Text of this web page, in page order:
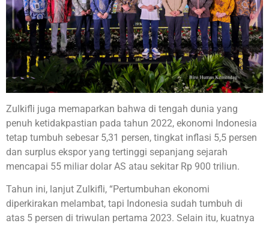
Zulkifli juga memaparkan bahwa di tengah dunia yang
penuh ketidakpastian pada tahun 2022, ekonomi Indonesia
tetap tumbuh sebesar 5,31 persen, tingkat inflasi 5,5 persen
dan surplus ekspor yang tertinggi sepanjang sejarah
mencapai 55 miliar dolar AS atau sekitar Rp 900 triliun.
Tahun ini, lanjut Zulkifli, “Pertumbuhan ekonomi
diperkirakan melambat, tapi Indonesia sudah tumbuh di
atas 5 persen di triwulan pertama 2023. Selain itu, kuatnya